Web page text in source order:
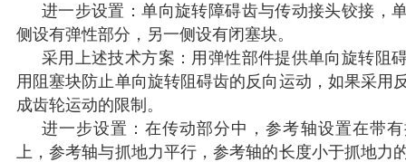
进一步设置：单向旋转障碍齿与传动接头铰接，
侧设有弹性部分，另一侧设有闭塞块。
采用上述技术方案：用弹性部件提供单向旋转阻
用阻塞块防止单向旋转阻碍齿的反向运动，如果采用
成齿轮运动的限制。
进一步设置：在传动部分中，参考轴设置在带
上，参考轴与抓地力平行，参考轴的长度小于抓地力